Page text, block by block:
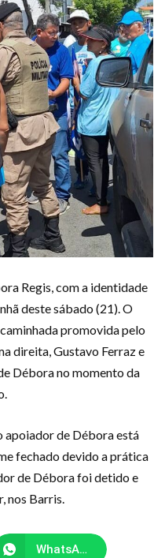
Regis, com a identidade
deste sábado (21). O
promovida pelo
direita, Gustavo Ferraz e
Débora no momento da
apoiador de Débora está
fechado devido a prática
de Débora foi detido e
nos Barris.
WhatsApp